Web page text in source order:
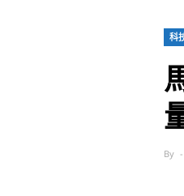
科
By